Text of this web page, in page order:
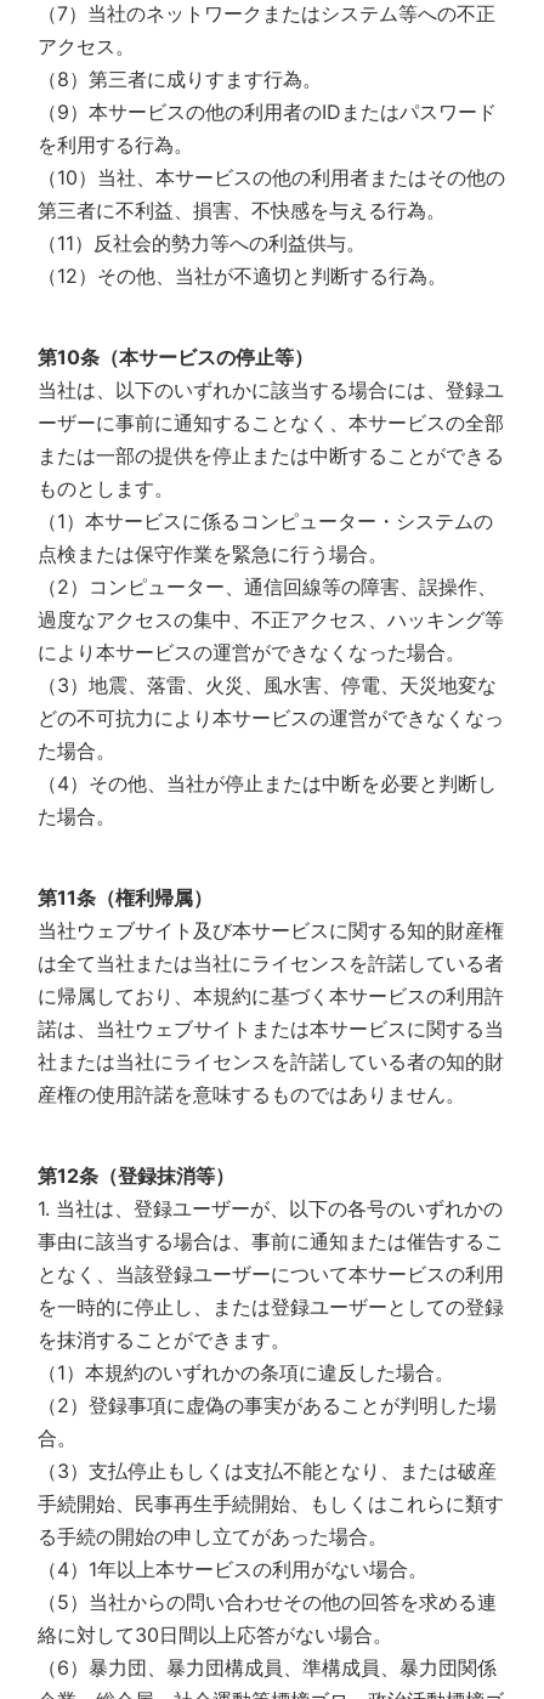
（7）当社のネットワークまたはシステム等への不正
アクセス。
（8）第三者に成りすます行為。
（9）本サービスの他の利用者のIDまたはパスワード
を利用する行為。
（10）当社、本サービスの他の利用者またはその他の
第三者に不利益、損害、不快感を与える行為。
（11）反社会的勢力等への利益供与。
（12）その他、当社が不適切と判断する行為。
第10条（本サービスの停止等）
当社は、以下のいずれかに該当する場合には、登録ユ
ーザーに事前に通知することなく、本サービスの全部
または一部の提供を停止または中断することができる
ものとします。
（1）本サービスに係るコンピューター・システムの
点検または保守作業を緊急に行う場合。
（2）コンピューター、通信回線等の障害、誤操作、
過度なアクセスの集中、不正アクセス、ハッキング等
により本サービスの運営ができなくなった場合。
（3）地震、落雷、火災、風水害、停電、天災地変な
どの不可抗力により本サービスの運営ができなくなっ
た場合。
（4）その他、当社が停止または中断を必要と判断し
た場合。
第11条（権利帰属）
当社ウェブサイト及び本サービスに関する知的財産権
は全て当社または当社にライセンスを許諾している者
に帰属しており、本規約に基づく本サービスの利用許
諾は、当社ウェブサイトまたは本サービスに関する当
社または当社にライセンスを許諾している者の知的財
産権の使用許諾を意味するものではありません。
第12条（登録抹消等）
1. 当社は、登録ユーザーが、以下の各号のいずれかの
事由に該当する場合は、事前に通知または催告するこ
となく、当該登録ユーザーについて本サービスの利用
を一時的に停止し、または登録ユーザーとしての登録
を抹消することができます。
（1）本規約のいずれかの条項に違反した場合。
（2）登録事項に虚偽の事実があることが判明した場
合。
（3）支払停止もしくは支払不能となり、または破産
手続開始、民事再生手続開始、もしくはこれらに類す
る手続の開始の申し立てがあった場合。
（4）1年以上本サービスの利用がない場合。
（5）当社からの問い合わせその他の回答を求める連
絡に対して30日間以上応答がない場合。
（6）暴力団、暴力団構成員、準構成員、暴力団関係